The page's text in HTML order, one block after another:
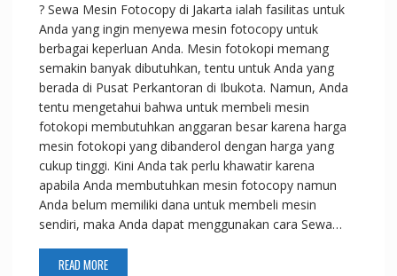
? Sewa Mesin Fotocopy di Jakarta ialah fasilitas untuk
Anda yang ingin menyewa mesin fotocopy untuk
berbagai keperluan Anda. Mesin fotokopi memang
semakin banyak dibutuhkan, tentu untuk Anda yang
berada di Pusat Perkantoran di Ibukota. Namun, Anda
tentu mengetahui bahwa untuk membeli mesin
fotokopi membutuhkan anggaran besar karena harga
mesin fotokopi yang dibanderol dengan harga yang
cukup tinggi. Kini Anda tak perlu khawatir karena
apabila Anda membutuhkan mesin fotocopy namun
Anda belum memiliki dana untuk membeli mesin
sendiri, maka Anda dapat menggunakan cara Sewa…
READ MORE